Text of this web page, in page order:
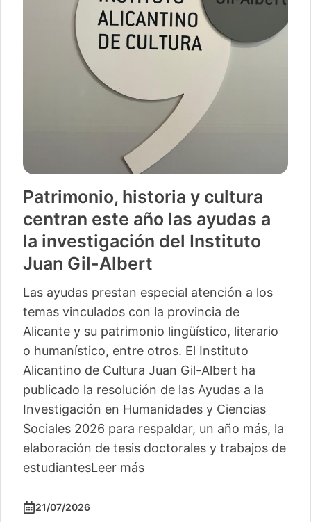
Patrimonio, historia y cultura
centran este año las ayudas a
la investigación del Instituto
Juan Gil-Albert
Las ayudas prestan especial atención a los
temas vinculados con la provincia de
Alicante y su patrimonio lingüístico, literario
o humanístico, entre otros. El Instituto
Alicantino de Cultura Juan Gil-Albert ha
publicado la resolución de las Ayudas a la
Investigación en Humanidades y Ciencias
Sociales 2026 para respaldar, un año más, la
elaboración de tesis doctorales y trabajos de
estudiantesLeer más
21/07/2026